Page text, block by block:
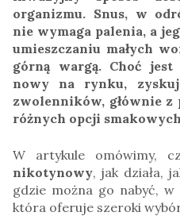
organizmu. Snus, w
nie wymaga palenia, a
umieszczaniu małych
górną wargą. Choć
nowy na rynku,
zwolenników, głównie z
różnych opcji
W artykule omówimy,
nikotynowy, jak działa,
gdzie można go nabyć,
która oferuje szeroki